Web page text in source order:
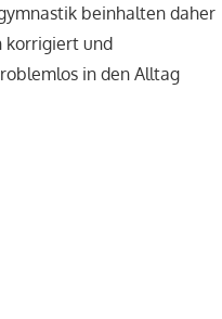
beinhalten daher
korrigiert und
in den Alltag